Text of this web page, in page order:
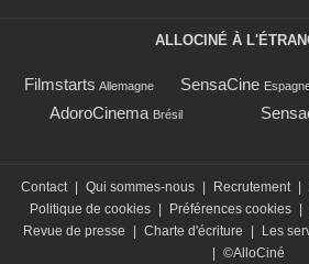
ALLOCINÉ À
Filmstarts Allemagne SensaCine
AdoroCinema Brésil
Contact Qui sommes-nous Recrutement
Politique de cookies
Préférences cookies
Revue de presse
Charte d'écriture Les
©AlloCiné